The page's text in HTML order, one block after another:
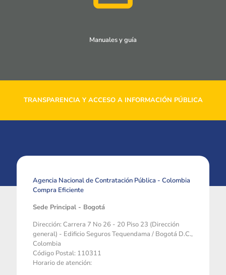
Manuales y guía
TRANSPARENCIA Y ACCESO A INFORMACIÓN PÚBLICA
Agencia Nacional de Contratación Pública - Colombia
Compra Eficiente
Sede Principal - Bogotá
Dirección: Carrera 7 No 26 - 20 Piso 23 (Dirección
general) - Edificio Seguros Tequendama / Bogotá D.C.,
Colombia
Código Postal: 110311
Horario de atención: